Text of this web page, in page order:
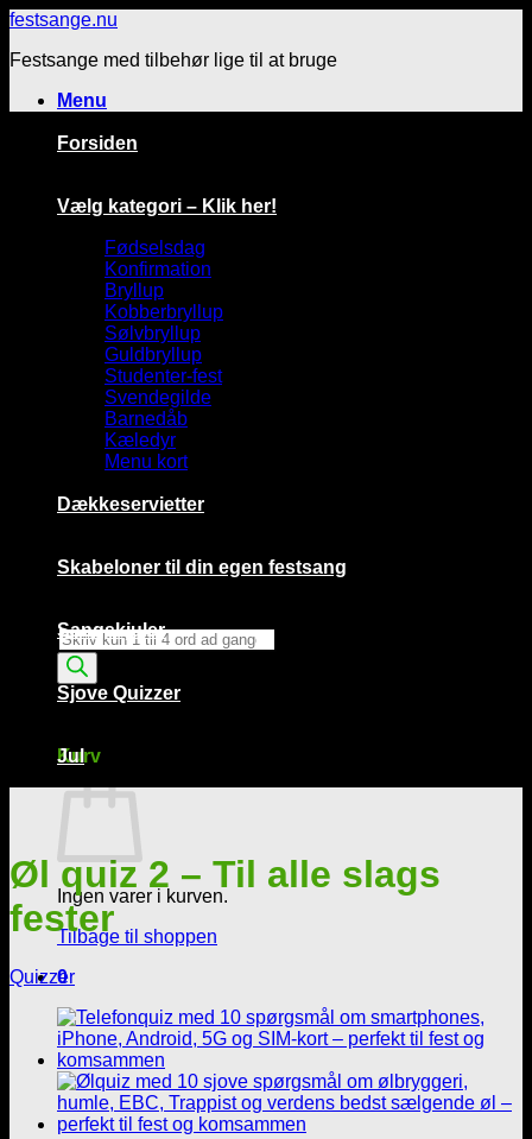
Fortsæt
indhold
festsange.nu
Festsange med tilbehør lige til at bruge
Menu
Products
search
Kurv
Ingen varer i kurven.
Tilbage til shoppen
0
Forsiden
Vælg kategori – Klik her!
Fødselsdag
Konfirmation
Bryllup
Kobberbryllup
Sølvbryllup
Guldbryllup
Studenter-fest
Svendegilde
Barnedåb
Kæledyr
Menu kort
Dækkeservietter
Skabeloner til din egen festsang
Sangskjuler
Sjove Quizzer
Jul
Øl quiz 2 – Til alle slags
fester
Quizzer